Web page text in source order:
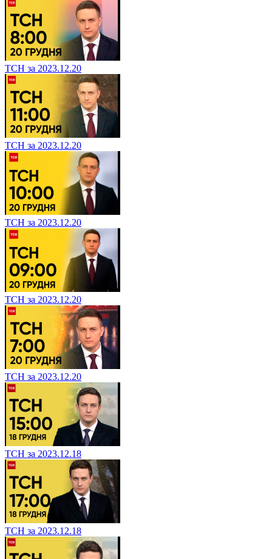
ТСН за 2023.12.20
ТСН за 2023.12.20
ТСН за 2023.12.20
ТСН за 2023.12.20
ТСН за 2023.12.20
ТСН за 2023.12.18
ТСН за 2023.12.18